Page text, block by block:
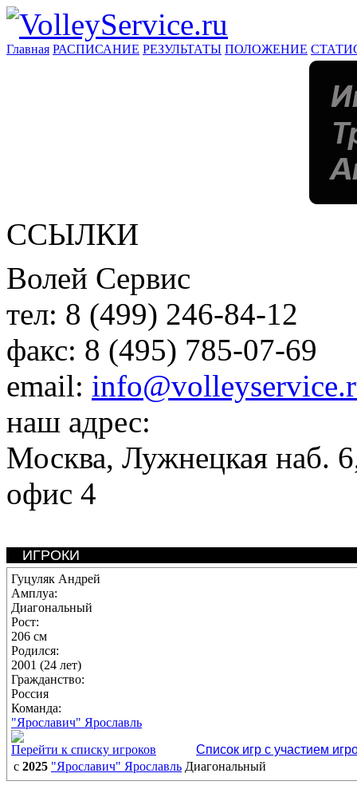
Главная РАСПИСАНИЕ РЕЗУЛЬТАТЫ ПОЛОЖЕНИЕ
ССЫЛКИ
Волей Сервис
тел: 8 (499) 246-84-12
факс: 8 (495) 785-07-69
email:
наш адрес:
Москва, Лужнецкая наб.
офис 4
ИГРОКИ
Гуцуляк Андрей
Амплуа:
Диагональный
Рост:
206 см
Родился:
2001 (24 лет)
Гражданство:
Россия
Команда:
"Ярославич" Ярославль
Перейти к списку игроков
Список игр с участием
с 2025 "Ярославич" Ярославль Диагональный